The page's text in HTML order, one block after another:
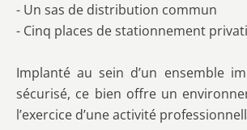
- Un sas de distribution commun
- Cinq places de stationnement
Implanté au sein d’un ensemble
sécurisé, ce bien offre un
l’exercice d’une activité